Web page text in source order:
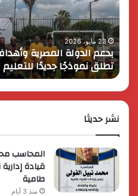
للتنمية..
«دالتكس»
تطلق
نموذجًا
جديدًا
للتعليم
الفني
الزراعي
23 مايو، 2026
بدعم الدولة المصرية
تطلق نموذجًا جديدًا للتعليم
نشر حديثا
المحاسب
قيادة
طامية
منذ 3 أيام